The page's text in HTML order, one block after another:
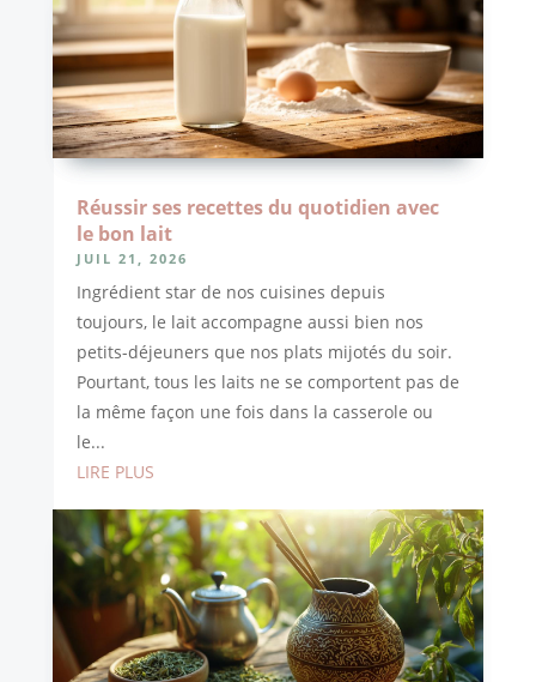
Réussir ses recettes du quotidien avec
le bon lait
JUIL 21, 2026
Ingrédient star de nos cuisines depuis
toujours, le lait accompagne aussi bien nos
petits-déjeuners que nos plats mijotés du soir.
Pourtant, tous les laits ne se comportent pas de
la même façon une fois dans la casserole ou
le...
LIRE PLUS